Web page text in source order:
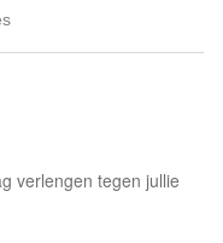
verlengen tegen jullie